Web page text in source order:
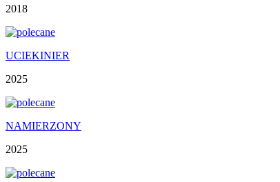
2018
UCIEKINIER
2025
NAMIERZONY
2025